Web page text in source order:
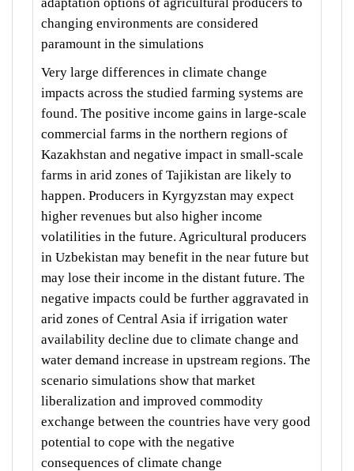
changing environments are considered
paramount in the simulations
Very large differences in climate change
impacts across the studied farming systems are
found. The positive income gains in large-scale
commercial farms in the northern regions of
Kazakhstan and negative impact in small-scale
farms in arid zones of Tajikistan are likely to
happen. Producers in Kyrgyzstan may expect
higher revenues but also higher income
volatilities in the future. Agricultural producers
in Uzbekistan may benefit in the near future but
may lose their income in the distant future. The
negative impacts could be further aggravated in
arid zones of Central Asia if irrigation water
availability decline due to climate change and
water demand increase in upstream regions. The
scenario simulations show that market
liberalization and improved commodity
exchange between the countries have very good
potential to cope with the negative
consequences of climate change